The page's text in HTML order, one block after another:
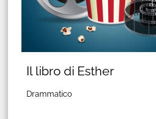
Il libro di Esther
Drammatico